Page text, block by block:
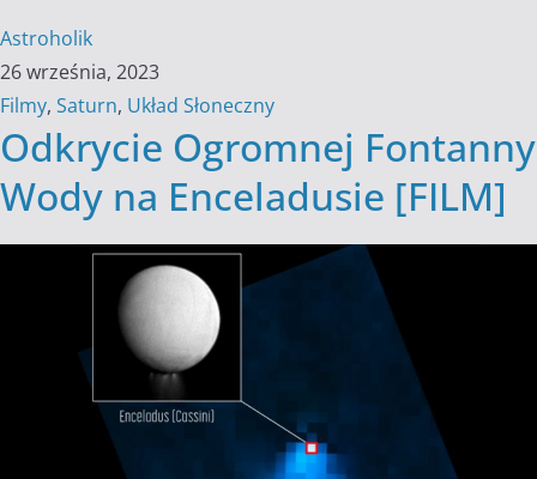
Astroholik
26 września, 2023
Filmy, Saturn, Układ Słoneczny
Odkrycie Ogromnej Fontanny
Wody na Enceladusie [FILM]